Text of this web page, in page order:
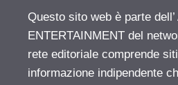
Questo sito web è parte dell’
ENTERTAINMENT del
rete editoriale comprende
informazione indipendente